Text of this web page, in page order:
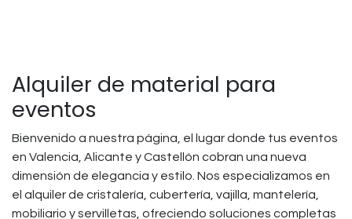
Alquiler de material para
eventos
Bienvenido a nuestra página, el lugar donde tus eventos
en Valencia, Alicante y Castellón cobran una nueva
dimensión de elegancia y estilo. Nos especializamos en
el alquiler de cristalería, cubertería, vajilla, mantelería,
mobiliario y servilletas, ofreciendo soluciones completas